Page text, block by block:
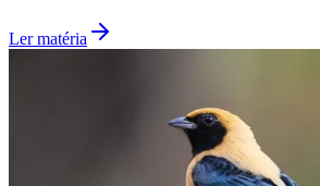
Ler matéria